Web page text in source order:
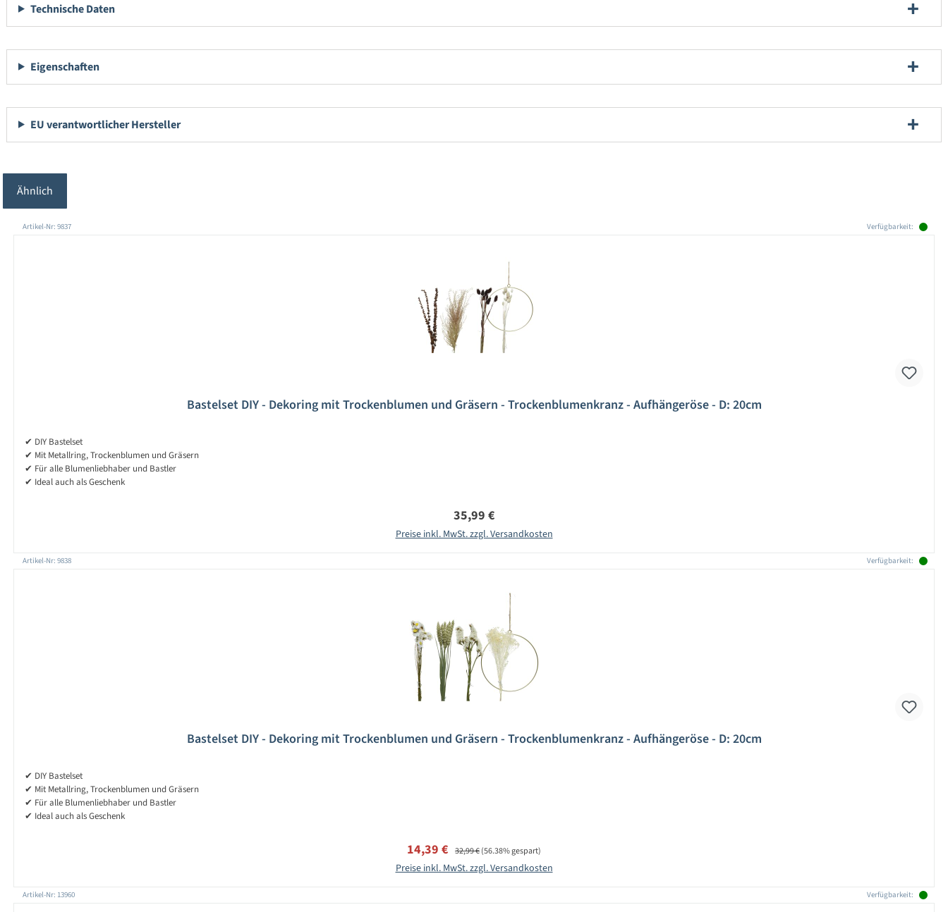
Technische Daten
Eigenschaften
EU verantwortlicher Hersteller
Ähnlich
Produktgalerie überspringen
Artikel-Nr: 9837 Verfügbarkeit:
Bastelset DIY - Dekoring mit Trockenblumen und Gräsern - Trockenblumenkranz - Aufhängeröse - D: 20cm
✔ DIY Bastelset
✔ Mit Metallring, Trockenblumen und Gräsern
✔ Für alle Blumenliebhaber und Bastler
✔ Ideal auch als Geschenk
Regulärer Preis:
35,99 €
Preise inkl. MwSt. zzgl. Versandkosten
Artikel-Nr: 9838 Verfügbarkeit:
Bastelset DIY - Dekoring mit Trockenblumen und Gräsern - Trockenblumenkranz - Aufhängeröse - D: 20cm
✔ DIY Bastelset
✔ Mit Metallring, Trockenblumen und Gräsern
✔ Für alle Blumenliebhaber und Bastler
✔ Ideal auch als Geschenk
Verkaufspreis:
14,39 € Regulärer Preis:
32,99 €(56.38% gespart)
Preise inkl. MwSt. zzgl. Versandkosten
Artikel-Nr: 13960 Verfügbarkeit: